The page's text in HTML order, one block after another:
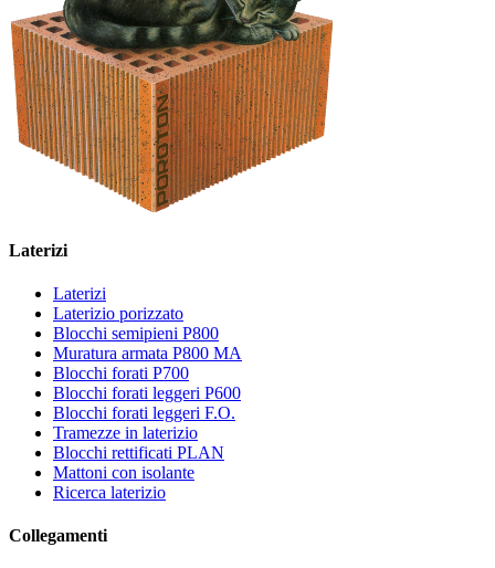
Laterizi
Laterizi
Laterizio porizzato
Blocchi semipieni P800
Muratura armata P800 MA
Blocchi forati P700
Blocchi forati leggeri P600
Blocchi forati leggeri F.O.
Tramezze in laterizio
Blocchi rettificati PLAN
Mattoni con isolante
Ricerca laterizio
Collegamenti